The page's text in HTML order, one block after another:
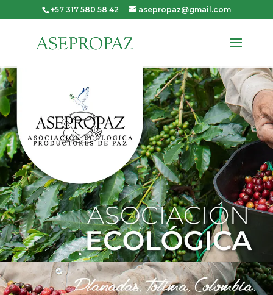
+57 317 580 58 42 asepropaz@gmail.com